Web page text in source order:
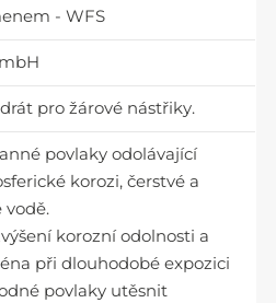
- WFS
pro žárové nástřiky.
povlaky odolávající
korozi, čerstvé a
vodě.
korozní odolnosti a
při dlouhodobé expozici
povlaky utěsnit